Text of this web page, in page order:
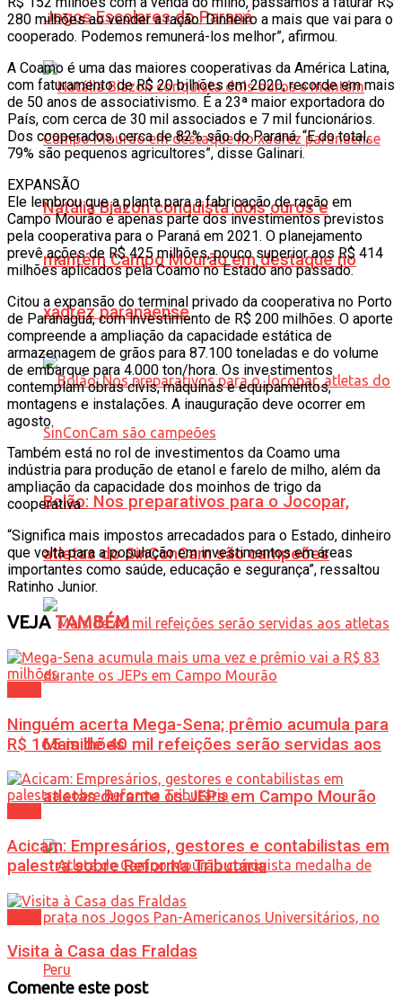
Jogos Escolares do Paraná
Natália Biazon conquista dois ouros e
mantém Campo Mourão em destaque no
xadrez paranaense
Bolão: Nos preparativos para o Jocopar,
atletas do SinConCam são campeões
Mais de 40 mil refeições serão servidas aos
atletas durante os JEPs em Campo Mourão
280 milhões ao vender a ração. Dinheiro a mais que vai para o
cooperado. Podemos remunerá-los melhor”, afirmou.
A Coamo é uma das maiores cooperativas da América Latina,
com faturamento de R$ 20 bilhões em 2020, recorde em mais
de 50 anos de associativismo. É a 23ª maior exportadora do
País, com cerca de 30 mil associados e 7 mil funcionários.
Dos cooperados, cerca de 82% são do Paraná. “E do total,
79% são pequenos agricultores”, disse Galinari.
EXPANSÃO
Ele lembrou que a planta para a fabricação de ração em
Campo Mourão é apenas parte dos investimentos previstos
pela cooperativa para o Paraná em 2021. O planejamento
prevê ações de R$ 425 milhões, pouco superior aos R$ 414
milhões aplicados pela Coamo no Estado ano passado.
Citou a expansão do terminal privado da cooperativa no Porto
de Paranaguá, com investimento de R$ 200 milhões. O aporte
compreende a ampliação da capacidade estática de
armazenagem de grãos para 87.100 toneladas e do volume
de embarque para 4.000 ton/hora. Os investimentos
contemplam obras civis, máquinas e equipamentos,
montagens e instalações. A inauguração deve ocorrer em
agosto.
Também está no rol de investimentos da Coamo uma
indústria para produção de etanol e farelo de milho, além da
ampliação da capacidade dos moinhos de trigo da
cooperativa.
“Significa mais impostos arrecadados para o Estado, dinheiro
que volta para a população em investimentos em áreas
importantes como saúde, educação e segurança”, ressaltou
Ratinho Junior.
VEJATAMBÉM
Ninguém acerta Mega-Sena; prêmio acumula para
R$ 165 milhões
Acicam: Empresários, gestores e contabilistas em
palestra sobre Reforma Tributária
Visita à Casa das Fraldas
Comente este post